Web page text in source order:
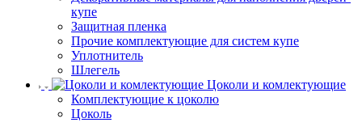
купе
Защитная пленка
Прочие комплектующие для систем купе
Уплотнитель
Шлегель
Цоколи и комлектующие
Комплектующие к цоколю
Цоколь